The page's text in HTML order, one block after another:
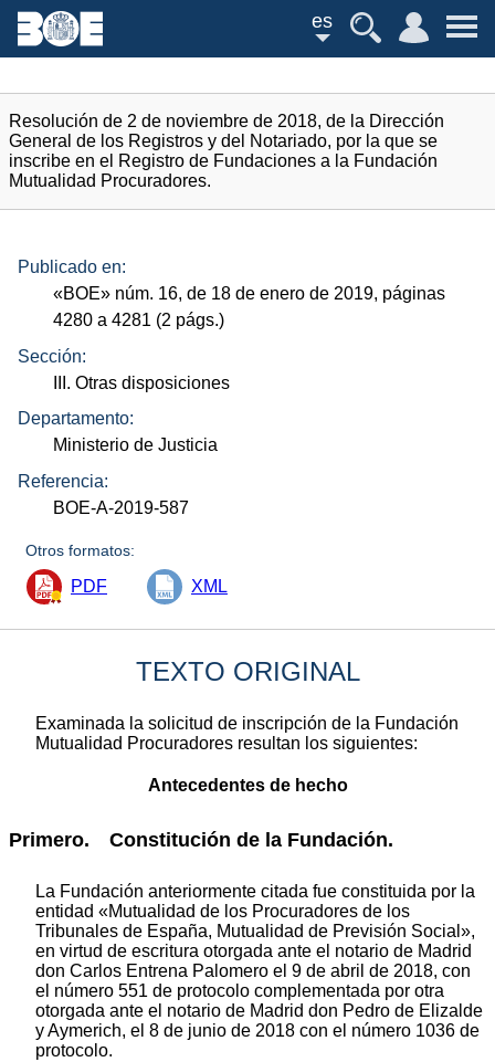
es
Resolución de 2 de noviembre de 2018, de la Dirección
General de los Registros y del Notariado, por la que se
inscribe en el Registro de Fundaciones a la Fundación
Mutualidad Procuradores.
Publicado en:
«BOE» núm. 16, de 18 de enero de 2019, páginas
4280 a 4281 (2 págs.)
Sección:
III. Otras disposiciones
Departamento:
Ministerio de Justicia
Referencia:
BOE-A-2019-587
Otros formatos:
PDF XML
TEXTO ORIGINAL
Examinada la solicitud de inscripción de la Fundación
Mutualidad Procuradores resultan los siguientes:
Antecedentes de hecho
Primero. Constitución de la Fundación.
La Fundación anteriormente citada fue constituida por la
entidad «Mutualidad de los Procuradores de los
Tribunales de España, Mutualidad de Previsión Social»,
en virtud de escritura otorgada ante el notario de Madrid
don Carlos Entrena Palomero el 9 de abril de 2018, con
el número 551 de protocolo complementada por otra
otorgada ante el notario de Madrid don Pedro de Elizalde
y Aymerich, el 8 de junio de 2018 con el número 1036 de
protocolo.